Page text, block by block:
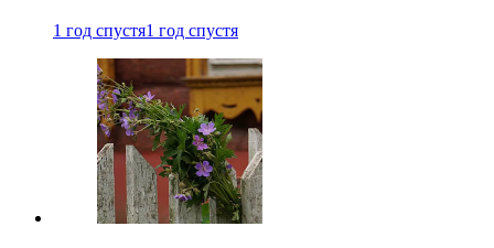
1 год спустя1 год спустя